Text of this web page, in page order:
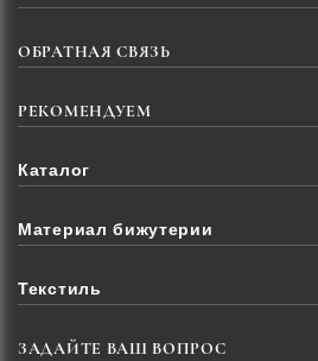
ОБРАТНАЯ СВЯЗЬ
РЕКОМЕНДУЕМ
Каталог
Материал бижутерии
Текстиль
ЗАДАЙТЕ ВАШ ВОПРОС